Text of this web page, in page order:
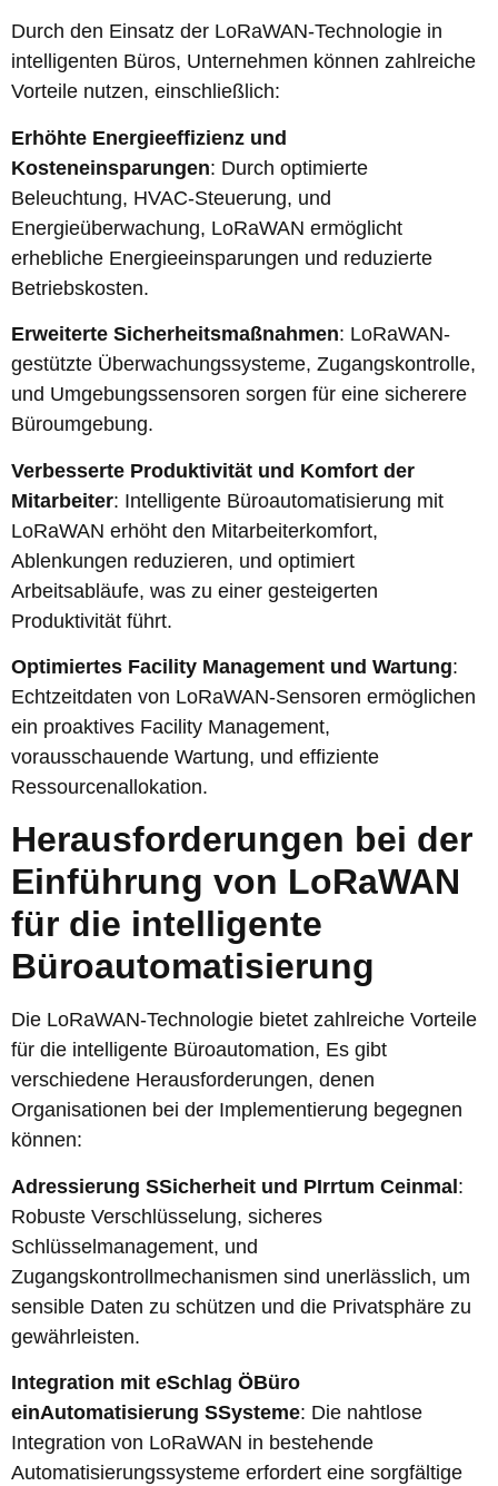
Durch den Einsatz der LoRaWAN-Technologie in
intelligenten Büros, Unternehmen können zahlreiche
Vorteile nutzen, einschließlich:
Erhöhte Energieeffizienz und
Kosteneinsparungen: Durch optimierte
Beleuchtung, HVAC-Steuerung, und
Energieüberwachung, LoRaWAN ermöglicht
erhebliche Energieeinsparungen und reduzierte
Betriebskosten.
Erweiterte Sicherheitsmaßnahmen: LoRaWAN-
gestützte Überwachungssysteme, Zugangskontrolle,
und Umgebungssensoren sorgen für eine sicherere
Büroumgebung.
Verbesserte Produktivität und Komfort der
Mitarbeiter: Intelligente Büroautomatisierung mit
LoRaWAN erhöht den Mitarbeiterkomfort,
Ablenkungen reduzieren, und optimiert
Arbeitsabläufe, was zu einer gesteigerten
Produktivität führt.
Optimiertes Facility Management und Wartung:
Echtzeitdaten von LoRaWAN-Sensoren ermöglichen
ein proaktives Facility Management,
vorausschauende Wartung, und effiziente
Ressourcenallokation.
Herausforderungen bei der
Einführung von LoRaWAN
für die intelligente
Büroautomatisierung
Die LoRaWAN-Technologie bietet zahlreiche Vorteile
für die intelligente Büroautomation, Es gibt
verschiedene Herausforderungen, denen
Organisationen bei der Implementierung begegnen
können:
Adressierung SSicherheit und PIrrtum Ceinmal:
Robuste Verschlüsselung, sicheres
Schlüsselmanagement, und
Zugangskontrollmechanismen sind unerlässlich, um
sensible Daten zu schützen und die Privatsphäre zu
gewährleisten.
Integration mit eSchlag ÖBüro
einAutomatisierung SSysteme: Die nahtlose
Integration von LoRaWAN in bestehende
Automatisierungssysteme erfordert eine sorgfältige